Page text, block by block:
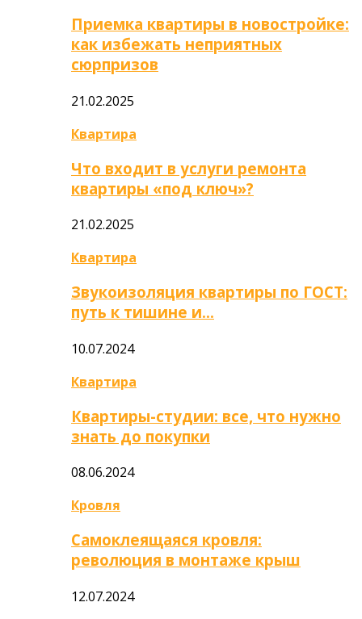
Приемка квартиры в новостройке:
как избежать неприятных
сюрпризов
21.02.2025
Квартира
Что входит в услуги ремонта
квартиры «под ключ»?
21.02.2025
Квартира
Звукоизоляция квартиры по ГОСТ:
путь к тишине и…
10.07.2024
Квартира
Квартиры-студии: все, что нужно
знать до покупки
08.06.2024
Кровля
Самоклеящаяся кровля:
революция в монтаже крыш
12.07.2024